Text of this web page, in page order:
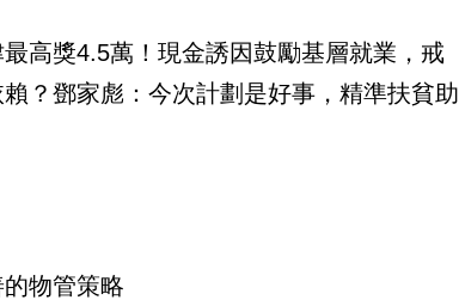
高獎4.5萬！現金誘因鼓勵基層就業，戒
？鄧家彪：今次計劃是好事，精準扶貧助
物管策略